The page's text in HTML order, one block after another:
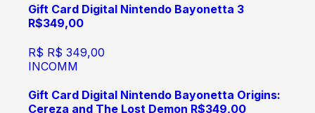
Gift Card Digital Nintendo Bayonetta 3
R$349,00
R$ R$ 349,00
INCOMM
Gift Card Digital Nintendo Bayonetta Origins:
Cereza and The Lost Demon R$349,00